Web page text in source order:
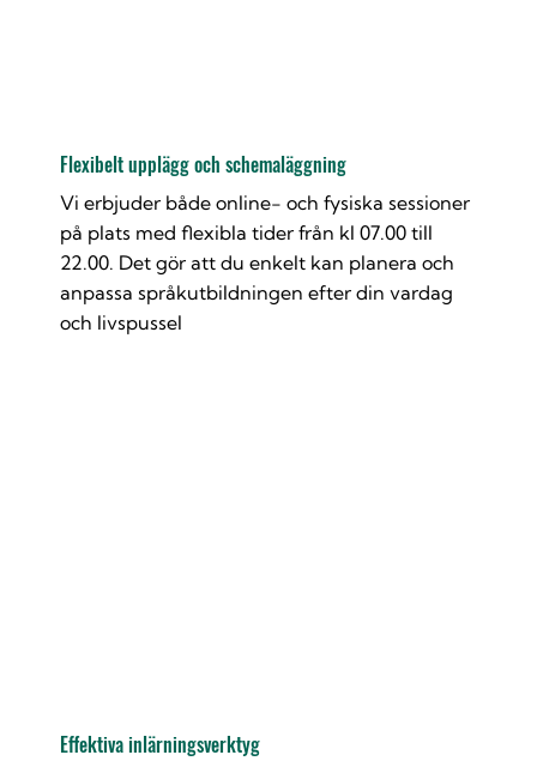
Flexibelt upplägg och schemaläggning
Vi erbjuder både online- och fysiska sessioner
på plats med flexibla tider från kl 07.00 till
22.00. Det gör att du enkelt kan planera och
anpassa språkutbildningen efter din vardag
och livspussel
Effektiva inlärningsverktyg